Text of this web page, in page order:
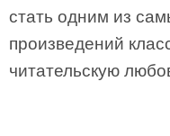
стать одним из
произведений
читательскую